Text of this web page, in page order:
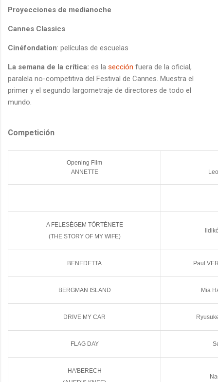
Proyecciones de medianoche
Cannes Classics
Cinéfondation: películas de escuelas
La semana de la crítica: es la sección fuera de la oficial,
paralela no-competitiva del Festival de Cannes. Muestra el
primer y el segundo largometraje de directores de todo el
mundo.
Competición
Opening Film
ANNETTE
A FELESÉGEM TÖRTÉNETE
(THE STORY OF MY WIFE)
BENEDETTA Paul
BERGMAN ISLAND Mia
DRIVE MY CAR
FLAG DAY
HA'BERECH